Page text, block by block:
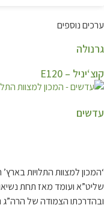
ערכים נוספים
גרנולה
קוצ‘יניל – E120
עדשים
‘המכון למצוות התלויות
שליט”א ועומד מאז תחת
ובהדרכתו הצמודה של